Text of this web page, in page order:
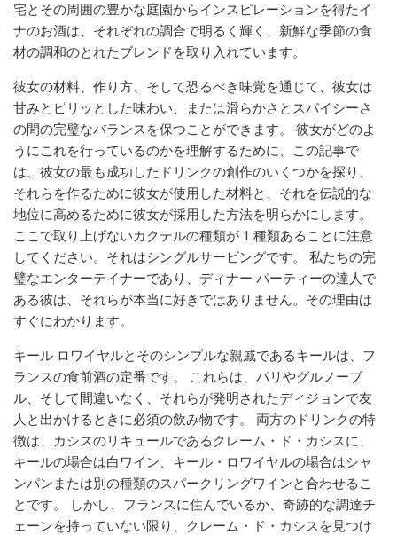
宅とその周囲の豊かな庭園からインスピレーションを得たイ
ナのお酒は、それぞれの調合で明るく輝く、新鮮な季節の食
材の調和のとれたブレンドを取り入れています。
彼女の材料、作り方、そして恐るべき味覚を通じて、彼女は
甘みとピリッとした味わい、または滑らかさとスパイシーさ
の間の完璧なバランスを保つことができます。 彼女がどのよ
うにこれを行っているのかを理解するために、この記事で
は、彼女の最も成功したドリンクの創作のいくつかを探り、
それらを作るために彼女が使用した材料と、それを伝説的な
地位に高めるために彼女が採用した方法を明らかにします。
ここで取り上げないカクテルの種類が 1 種類あることに注意
してください。それはシングルサービングです。 私たちの完
璧なエンターテイナーであり、ディナー パーティーの達人で
ある彼は、それらが本当に好きではありません。その理由は
すぐにわかります。
キール ロワイヤルとそのシンプルな親戚であるキールは、フ
ランスの食前酒の定番です。 これらは、パリやグルノーブ
ル、そして間違いなく、それらが発明されたディジョンで友
人と出かけるときに必須の飲み物です。 両方のドリンクの特
徴は、カシスのリキュールであるクレーム・ド・カシスに、
キールの場合は白ワイン、キール・ロワイヤルの場合はシャ
ンパンまたは別の種類のスパークリングワインと合わせるこ
とです。 しかし、フランスに住んでいるか、奇跡的な調達チ
ェーンを持っていない限り、クレーム・ド・カシスを見つけ